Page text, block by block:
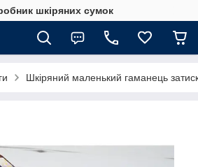
шкіряних сумок
Шкіряний маленький гаманець